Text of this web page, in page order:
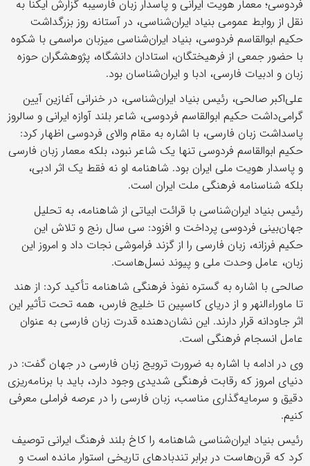
فردوسی؛ معمار هویت ایرانی و پاسدار زبان فارسیبه گزارش ایکنا به
نقل از روابط عمومی بنیاد ایران‌شناسی، در آستانه روز بزرگداشت
حکیم ابوالقاسم فردوسی، بنیاد ایران‌شناسی میزبان مراسمی با شکوه
با حضور جمعی از فرهیختگان، استادان دانشگاه، پژوهشگران حوزه
زبان و ادبیات فارسی، ادبا و ایران‌شناسان بود.
علی‌اکبر صالحی، رئیس بنیاد ایران‌شناسی، در خنرانی آغازین آیین
گرامی‌داشت حکیم ابوالقاسم فردوسی، شاعر بلند آوازه ایرانی و سالروز
پاسداشت زبان فارسی، با اشاره به مقام والای فردوسی اظهار کرد:
حکیم ابوالقاسم فردوسی تنها یک شاعر نبود، بلکه معمار زبان فارسی
و پاسدار هویت ملی ایران بود. شاهنامه او نه فقط یک اثر ادبی،
بلکه شناسنامه فرهنگی ملت ایران است.
رئیس بنیاد ایران‌شناسی با قرائت ابیاتی از شاهنامه، به تحلیل
جهان‌بینی فردوسی پرداخت و افزود: سی سال رنج و تلاش این
حکیم فرزانه، زبان فارسی را از گزند فراموشی نجات داد و امروز این
زبان، عامل وحدت ملی و پیوند نسل‌هاست.
صالحی با اشاره به گستره نفوذ فرهنگی شاهنامه تأکید کرد: از هند
تا ماوراءالنهر و از دریای کاسپین تا خلیج فارس، همه تحت تأثیر این
اثر جاودانه قرار دارند. این نشان‌دهنده قدرت زبان فارسی به عنوان
عامل انسجام فرهنگی است.
وی در ادامه با اشاره به ضرورت ترویج زبان فارسی در جهان گفت: در
دنیای امروز که رقابت فرهنگی شدیدی وجود دارد، باید با برنامه‌ریزی
دقیق و سرمایه‌گذاری مناسب، زبان فارسی را در عرصه فراملی معرفی
کنیم.
رئیس بنیاد ایران‌شناسی شاهنامه را کاخ بلند فرهنگ ایرانی توصیف
کرد که قرن‌هاست در برابر تندبادهای تاریخی استوار مانده است و